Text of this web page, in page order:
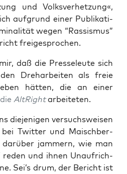
und Volks­ver­het­zung«,
auf­grund einer Publi­ka­ti­
wegen “Ras­sis­mus”
freigesprochen.
daß die Pres­se­leu­te sich
Dreh­ar­bei­ten als freie
hät­ten, die an einer
die Alt­Rightarbeiteten.
die­je­ni­gen ver­suchs­wei­sen
bei Twit­ter und Maisch­ber­
jam­mern, wie man
reden und ihnen Unauf­rich­
Sei’s drum, der Bericht ist